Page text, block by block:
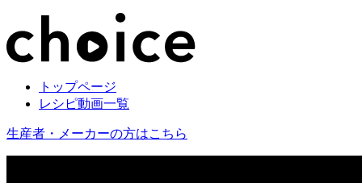
トップページ
レシピ動画一覧
生産者・メーカーの方はこちら